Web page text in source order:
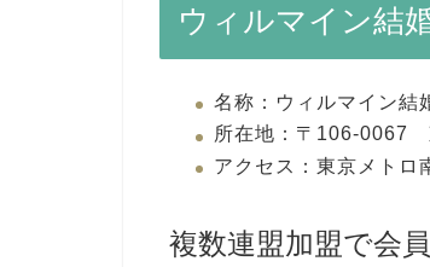
ウィルマイン結
名称：ウィルマイン結
所在地：〒106-0067
アクセス：東京メト
複数連盟加盟で会